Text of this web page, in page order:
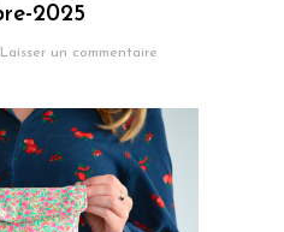
2025
Laisser un commentaire